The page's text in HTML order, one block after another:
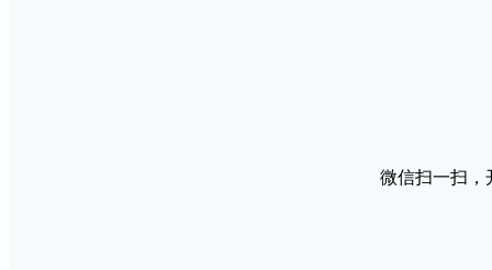
微信扫一扫，